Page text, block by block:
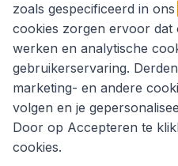
zoals gespecificeerd in ons
cookies zorgen ervoor dat
werken en analytische
gebruikerservaring.
marketing- en andere
volgen en je
Door op Accepteren te
cookies.